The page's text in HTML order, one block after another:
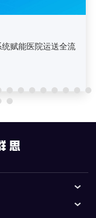
赋能医院运送全流